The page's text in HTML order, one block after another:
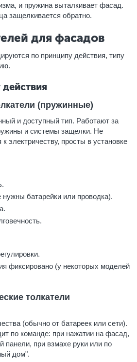
и пружина выталкивает фасад.
защелкивается обратно.
для фасадов
по принципу действия, типу
(пружинные)
и доступный тип. Работают за
и системы защелки. Не
электричеству, просты в установке
нужны батарейки или проводка).
фиксировано (у некоторых моделей
толкатели
(обычно от батареек или сети).
по команде: при нажатии на фасад,
панели, при взмахе руки или по
дом".